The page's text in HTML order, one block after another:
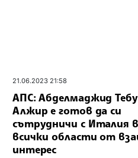
21.06.2023 21:58
АПС: Абделмаджид
Алжир е готов да си
сътрудничи с Италия
всички области от
интерес